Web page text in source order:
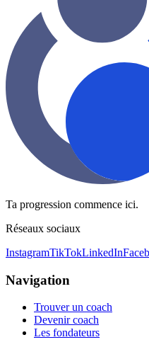
Ta progression commence ici.
Réseaux sociaux
InstagramTikTokLinkedIn
Navigation
Trouver un coach
Devenir coach
Les fondateurs